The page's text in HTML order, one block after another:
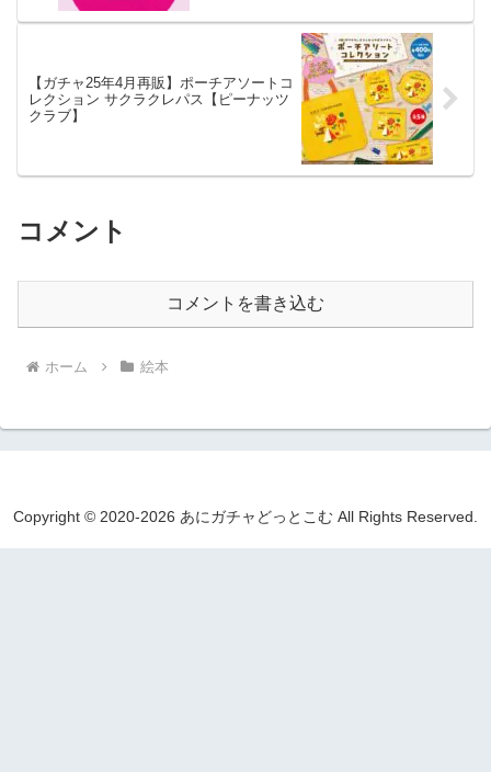
【ガチャ25年4月再販】ポーチアソートコ
レクション サクラクレパス【ピーナッツ
クラブ】
コメント
コメントを書き込む
ホーム 絵本
Copyright © 2020-2026 あにガチャどっとこむ All Rights Reserved.